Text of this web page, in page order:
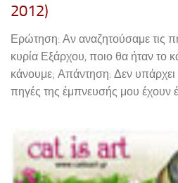
2012)
Ερώτηση: Αν αναζητούσαμε τις
κυρία Εξάρχου, ποιο θα ήταν το
κάνουμε; Απάντηση: Δεν υπάρχει
πηγές της έμπνευσής μου έχουν